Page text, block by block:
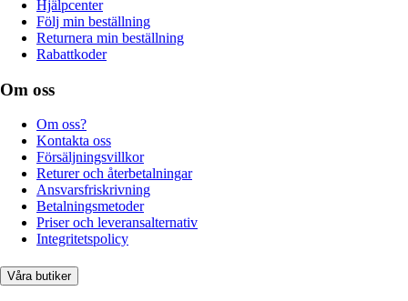
Hjälpcenter
Följ min beställning
Returnera min beställning
Rabattkoder
Om oss
Om oss?
Kontakta oss
Försäljningsvillkor
Returer och återbetalningar
Ansvarsfriskrivning
Betalningsmetoder
Priser och leveransalternativ
Integritetspolicy
Våra butiker